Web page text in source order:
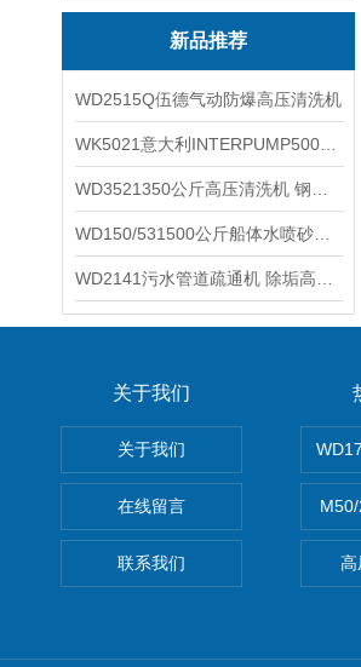
新品推荐
WD2515Q伍德气动防爆高压清洗机
关于我们
关于我们
在线留言
联系我们
M50/
高